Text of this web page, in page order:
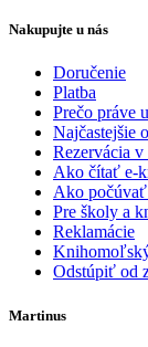
Nakupujte u nás
Doručenie
Platba
Prečo práve
Najčastejšie
Rezervácia
Ako čítať e-
Ako
Pre školy a
Reklamácie
Odstúpiť od
Martinus